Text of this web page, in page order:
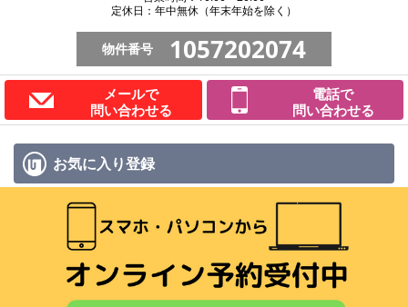
定休日：年中無休（年末年始を除く）
物件番号 1057202074
メールで
問い合わせる
電話で
問い合わせる
お気に入り登録